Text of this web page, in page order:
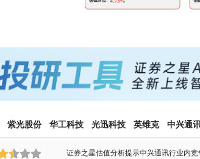
紫光股份 华工科技 光迅科技 英维克 中兴通
证券之星估值分析提示中兴通讯行业内